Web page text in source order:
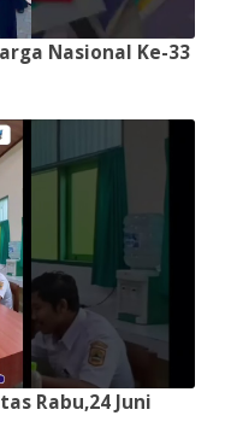
Nasional Ke-33
Rabu,24 Juni